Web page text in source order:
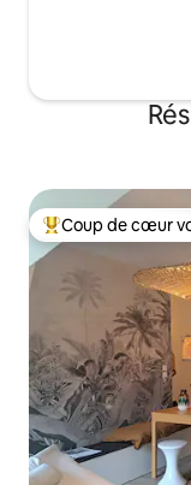
Coups de cœur
Coup de cœur